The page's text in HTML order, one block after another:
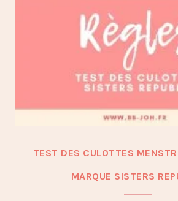
TEST DES CULOTTES
MARQUE SISTERS